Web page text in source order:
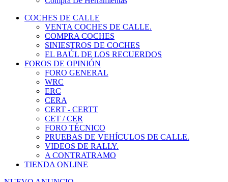
COCHES DE CALLE
VENTA COCHES DE CALLE.
COMPRA COCHES
SINIESTROS DE COCHES
EL BAÚL DE LOS RECUERDOS
FOROS DE OPINIÓN
FORO GENERAL
WRC
ERC
CERA
CERT - CERTT
CET / CER
FORO TÉCNICO
PRUEBAS DE VEHÍCULOS DE CALLE.
VIDEOS DE RALLY.
A CONTRATRAMO
TIENDA ONLINE
NUEVO ANUNCIO